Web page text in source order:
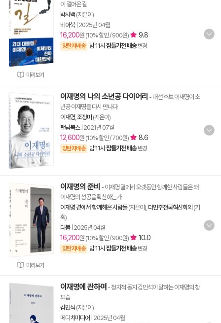
미리보기
이 걸어온 길
박시백 (지은이)
비아북| 2025년 04월
16,200원 (10% 할인 / 900원) 9.8
양탄자배송 밤 11시 잠들기전 배송 변경
이재명의 나의 소년공 다이어리 - 대선 후보 이재명이 소
년공 이재명을 다시 만나다
이재명, 조정미 (지은이)
팬덤북스| 2021년 07월
12,600원 (10% 할인 / 700원) 8.6
양탄자배송 밤 11시 잠들기전 배송 변경
미리보기
이재명의 준비 - 이재명 곁에서 오랫동안 함께한 사람들은 왜
이재명의 성공을 확신하는가
이재명 곁에서 함께해온 사람들(지은이), 더민주전국혁신회의 (기
획)
더봄| 2025년 04월
16,200원 (10% 할인 / 900원) 10.0
양탄자배송 밤 11시 잠들기전 배송 변경
이재명에 관하여 - 정치적 동지 김민석이 말하는 이재명의 참
모습
김민석 (지은이)
메디치미디어 2025년 04월